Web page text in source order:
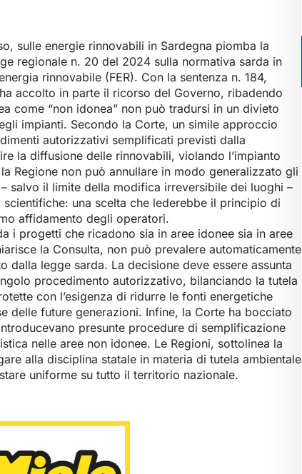
sulle energie rinnovabili in Sardegna piomba la
regionale n. 20 del 2024 sulla normativa sarda in
rinnovabile (FER). Con la sentenza n. 184,
accolto in parte il ricorso del Governo, ribadendo
come “non idonea” non può tradursi in un divieto
impianti. Secondo la Corte, un simile approccio
autorizzativi semplificati previsti dalla
la diffusione delle rinnovabili, violando l’impianto
Regione non può annullare in modo generalizzato gli
salvo il limite della modifica irreversibile dei luoghi –
una scelta che lederebbe il principio di
affidamento degli operatori.
i progetti che ricadono sia in aree idonee sia in aree
la Consulta, non può prevalere automaticamente
dalla legge sarda. La decisione deve essere assunta
procedimento autorizzativo, bilanciando la tutela
con l’esigenza di ridurre le fonti energetiche
delle future generazioni. Infine, la Corte ha bocciato
presunte procedure di semplificazione
nelle aree non idonee. Le Regioni, sottolinea la
alla disciplina statale in materia di tutela ambientale
uniforme su tutto il territorio nazionale.